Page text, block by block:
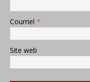
Courriel *
Site web